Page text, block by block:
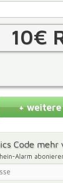
10€
+ weitere
Code mehr
Alarm